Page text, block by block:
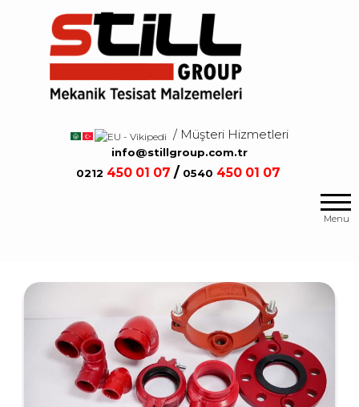
contenuto
/ Müşteri Hizmetleri
info@stillgroup.com.tr
0212 450 01 07 / 0540 450 01 07
Group
MalzemeleriMenu